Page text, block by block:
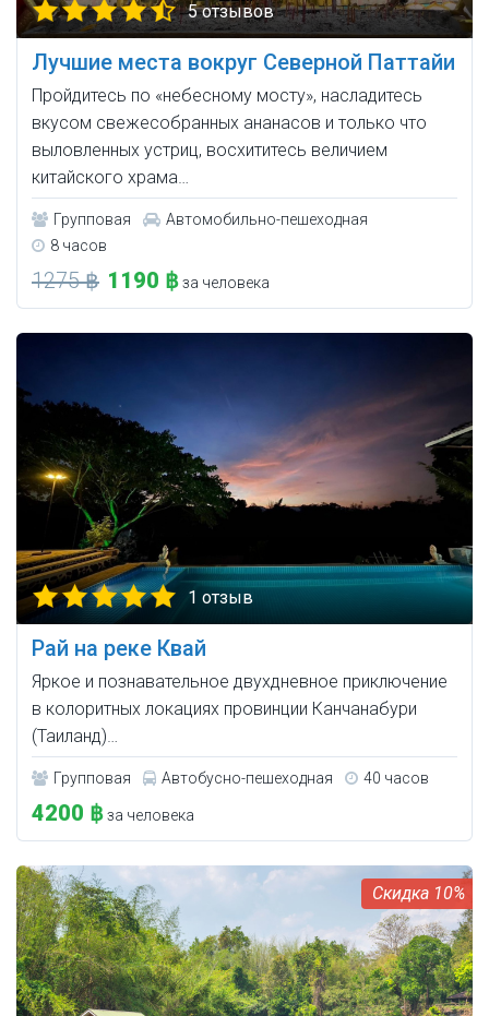
5 отзывов
Лучшие места вокруг Северной Паттайи
Пройдитесь по «небесному мосту», насладитесь
вкусом свежесобранных ананасов и только что
выловленных устриц, восхититесь величием
китайского храма…
Групповая
Автомобильно-пешеходная
8 часов
1275 ฿ 1190 ฿за человека
1 отзыв
Рай на реке Квай
Яркое и познавательное двухдневное приключение
в колоритных локациях провинции Канчанабури
(Таиланд)…
Групповая Автобусно-пешеходная 40 часов
4200 ฿за человека
10%